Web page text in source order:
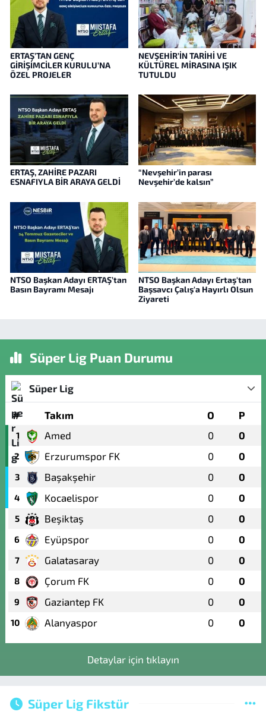
ERTAŞ’TAN GENÇ
GİRİŞİMCİLER KURULU’NA
ÖZEL PROJELER
NEVŞEHİR’İN TARİHİ VE
KÜLTÜREL MİRASINA IŞIK
TUTULDU
ERTAŞ, ZAHİRE PAZARI
ESNAFIYLA BİR ARAYA GELDİ
“Nevşehir’in parası
Nevşehir’de kalsın”
NTSO Başkan Adayı ERTAŞ’tan
Basın Bayramı Mesajı
NTSO Başkan Adayı Ertaş'tan
Başsavcı Çalış'a Hayırlı Olsun
Ziyareti
Süper Lig Puan Durumu
Süper Lig
# Takım O P
1 Amed 0 0
2 Erzurumspor FK 0 0
3 Başakşehir 0 0
4 Kocaelispor 0 0
5 Beşiktaş 0 0
6 Eyüpspor 0 0
7 Galatasaray 0 0
8 Çorum FK 0 0
9 Gaziantep FK 0 0
10 Alanyaspor 0 0
Detaylar için tıklayın
Süper Lig Fikstür